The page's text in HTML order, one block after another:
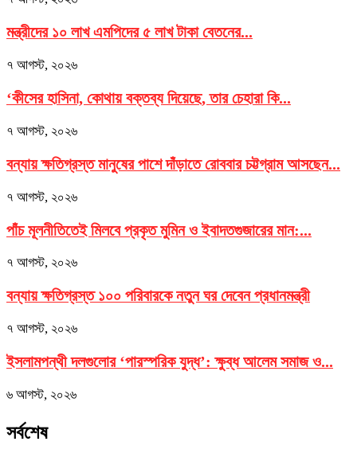
মন্ত্রীদের ১০ লাখ এমপিদের ৫ লাখ টাকা বেতনের...
৭ আগস্ট, ২০২৬
‘কীসের হাসিনা, কোথায় বক্তব্য দিয়েছে, তার চেহারা কি...
৭ আগস্ট, ২০২৬
বন্যায় ক্ষতিগ্রস্ত মানুষের পাশে দাঁড়াতে রোববার চট্টগ্রাম আসছেন...
৭ আগস্ট, ২০২৬
পাঁচ মূলনীতিতেই মিলবে প্রকৃত মুমিন ও ইবাদতগুজারের মান:...
৭ আগস্ট, ২০২৬
বন্যায় ক্ষতিগ্রস্ত ১০০ পরিবারকে নতুন ঘর দেবেন প্রধানমন্ত্রী
৭ আগস্ট, ২০২৬
ইসলামপন্থী দলগুলোর ‘পারস্পরিক যুদ্ধ’: ক্ষুব্ধ আলেম সমাজ ও...
৬ আগস্ট, ২০২৬
সর্বশেষ